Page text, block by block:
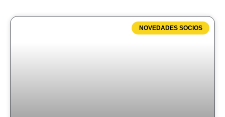
NOVEDADES SOCIOS